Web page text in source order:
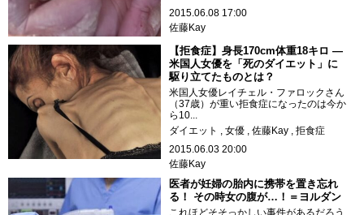
2015.06.08 17:00
佐藤Kay
【拒食症】身長170cm体重18キロ ―
米国人女優を「死のダイエット」に
駆り立てたものとは？
米国人女優レイチェル・ファロックさん
（37歳）が重い拒食症になったのは今か
ら10...
ダイエット
女優 佐藤Kay
拒食症
2015.06.03 20:00
佐藤Kay
医者が妊婦の胎内に携帯を置き忘れ
る！ その時女の腹が…！＝ヨルダン
これほどそそっかしい事件があるだろう